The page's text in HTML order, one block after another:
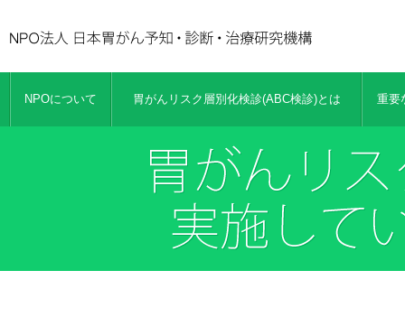
NPOについて 胃がんリスク層別化検診(ABC検診)とは 重要